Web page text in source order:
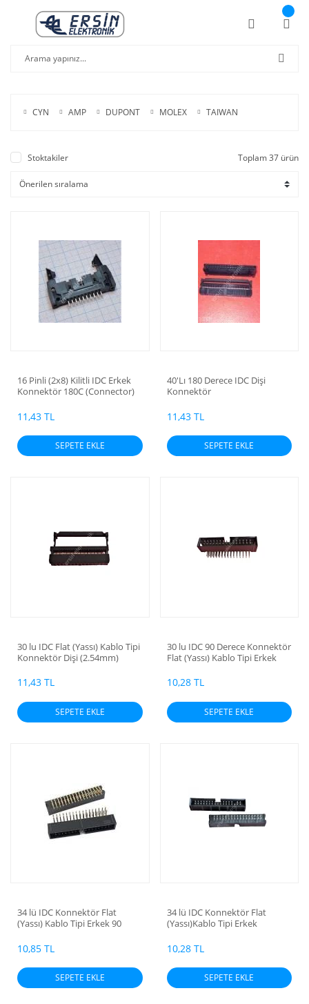
CYN AMP DUPONT MOLEX TAIWAN
Stoktakiler Toplam 37 ürün
16 Pinli (2x8) Kilitli IDC Erkek
Konnektör 180C (Connector)
11,43 TL
SEPETE EKLE
40'Lı 180 Derece IDC Dişi
Konnektör
11,43 TL
SEPETE EKLE
30 lu IDC Flat (Yassı) Kablo Tipi
Konnektör Dişi (2.54mm)
11,43 TL
SEPETE EKLE
30 lu IDC 90 Derece Konnektör
Flat (Yassı) Kablo Tipi Erkek
10,28 TL
SEPETE EKLE
34 lü IDC Konnektör Flat
(Yassı) Kablo Tipi Erkek 90
10,85 TL
SEPETE EKLE
34 lü IDC Konnektör Flat
(Yassı)Kablo Tipi Erkek
10,28 TL
SEPETE EKLE